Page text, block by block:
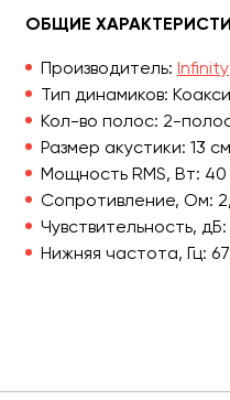
ОБЩИЕ
Производитель: Infinity
Тип динамиков:
Кол-во полос: 2-
Размер акустики: 13
Мощность RMS, Вт: 40
Сопротивление, Ом:
Чувствительность, дБ:
Нижняя частота, Гц: 67